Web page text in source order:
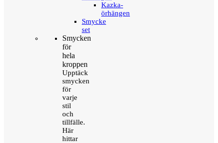
Kazka-
örhängen
Smycke
set
Smycken
för
hela
kroppen
Upptäck
smycken
för
varje
stil
och
tillfälle.
Här
hittar